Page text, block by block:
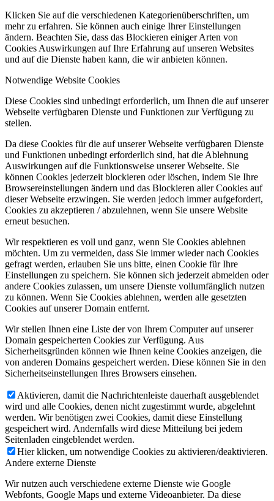
Klicken Sie auf die verschiedenen Kategorienüberschriften, um
mehr zu erfahren. Sie können auch einige Ihrer Einstellungen
ändern. Beachten Sie, dass das Blockieren einiger Arten von
Cookies Auswirkungen auf Ihre Erfahrung auf unseren Websites
und auf die Dienste haben kann, die wir anbieten können.
Notwendige Website Cookies
Diese Cookies sind unbedingt erforderlich, um Ihnen die auf unserer
Webseite verfügbaren Dienste und Funktionen zur Verfügung zu
stellen.
Da diese Cookies für die auf unserer Webseite verfügbaren Dienste
und Funktionen unbedingt erforderlich sind, hat die Ablehnung
Auswirkungen auf die Funktionsweise unserer Webseite. Sie
können Cookies jederzeit blockieren oder löschen, indem Sie Ihre
Browsereinstellungen ändern und das Blockieren aller Cookies auf
dieser Webseite erzwingen. Sie werden jedoch immer aufgefordert,
Cookies zu akzeptieren / abzulehnen, wenn Sie unsere Website
erneut besuchen.
Wir respektieren es voll und ganz, wenn Sie Cookies ablehnen
möchten. Um zu vermeiden, dass Sie immer wieder nach Cookies
gefragt werden, erlauben Sie uns bitte, einen Cookie für Ihre
Einstellungen zu speichern. Sie können sich jederzeit abmelden oder
andere Cookies zulassen, um unsere Dienste vollumfänglich nutzen
zu können. Wenn Sie Cookies ablehnen, werden alle gesetzten
Cookies auf unserer Domain entfernt.
Wir stellen Ihnen eine Liste der von Ihrem Computer auf unserer
Domain gespeicherten Cookies zur Verfügung. Aus
Sicherheitsgründen können wie Ihnen keine Cookies anzeigen, die
von anderen Domains gespeichert werden. Diese können Sie in den
Sicherheitseinstellungen Ihres Browsers einsehen.
Aktivieren, damit die Nachrichtenleiste dauerhaft ausgeblendet
wird und alle Cookies, denen nicht zugestimmt wurde, abgelehnt
werden. Wir benötigen zwei Cookies, damit diese Einstellung
gespeichert wird. Andernfalls wird diese Mitteilung bei jedem
Seitenladen eingeblendet werden.
Hier klicken, um notwendige Cookies zu aktivieren/deaktivieren.
Andere externe Dienste
Wir nutzen auch verschiedene externe Dienste wie Google
Webfonts, Google Maps und externe Videoanbieter. Da diese